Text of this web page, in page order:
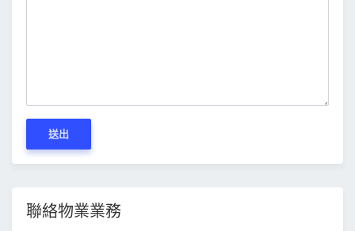
送出
聯絡物業業務